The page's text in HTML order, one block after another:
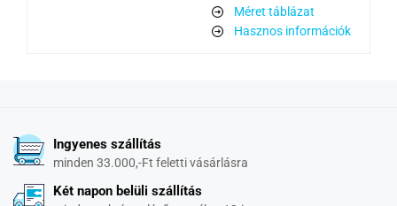
Méret táblázat
Hasznos információk
Ingyenes szállítás
minden 33.000,-Ft feletti vásárlásra
Két napon belüli szállítás